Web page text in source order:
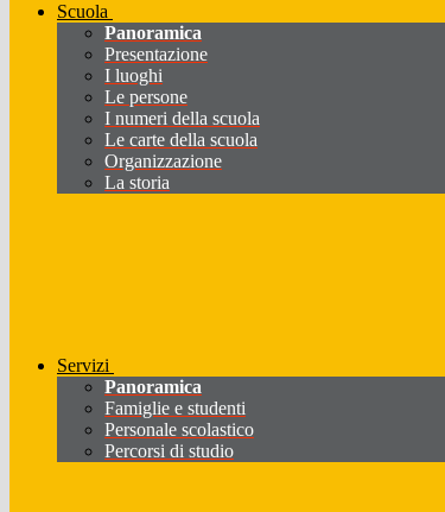
Scuola
Panoramica
Presentazione
I luoghi
Le persone
I numeri della scuola
Le carte della scuola
Organizzazione
La storia
Servizi
Panoramica
Famiglie e studenti
Personale scolastico
Percorsi di studio